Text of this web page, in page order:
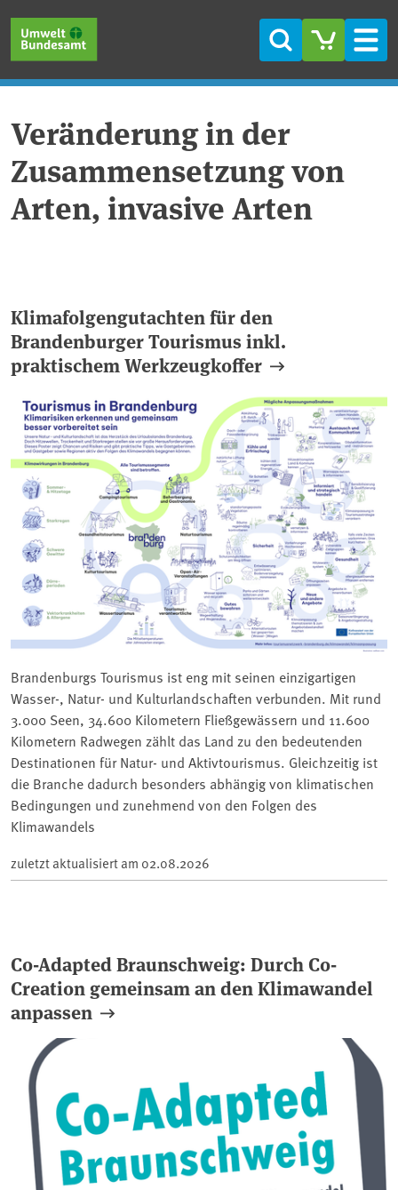
Suche
Veränderung in der
Zusammensetzung von
Arten, invasive Arten
Klimafolgengutachten für den
Brandenburger Tourismus inkl.
praktischem Werkzeugkoffer
Brandenburgs Tourismus ist eng mit seinen einzigartigen
Wasser-, Natur- und Kulturlandschaften verbunden. Mit rund
3.000 Seen, 34.600 Kilometern Fließgewässern und 11.600
Kilometern Radwegen zählt das Land zu den bedeutenden
Destinationen für Natur- und Aktivtourismus. Gleichzeitig ist
die Branche dadurch besonders abhängig von klimatischen
Bedingungen und zunehmend von den Folgen des
Klimawandels
zuletzt aktualisiert am 02.08.2026
Co-Adapted Braunschweig: Durch Co-
Creation gemeinsam an den Klimawandel
anpassen